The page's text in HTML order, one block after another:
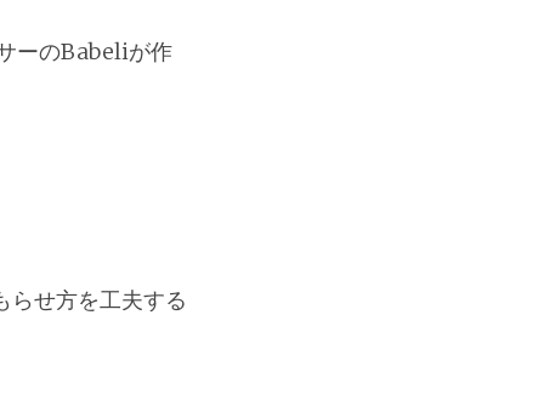
ーのBabeliが作
らせ方を工夫する